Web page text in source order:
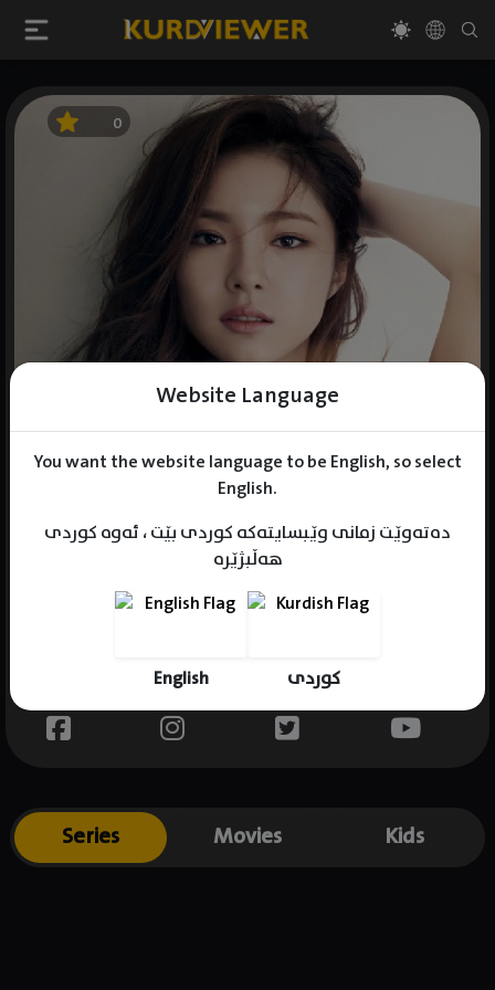
Website Language
You want the website language to be English, so select
English.
دەتەوێت زمانی وێبسایتەکە کوردی بێت ، ئەوە کوردی
هەڵبژێرە
English کوردی
0
Gender : female
Place of birth : South Korea
Series Movies Kids